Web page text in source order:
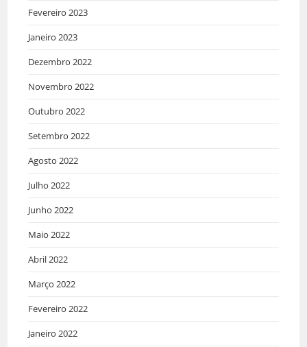
Fevereiro 2023
Janeiro 2023
Dezembro 2022
Novembro 2022
Outubro 2022
Setembro 2022
Agosto 2022
Julho 2022
Junho 2022
Maio 2022
Abril 2022
Março 2022
Fevereiro 2022
Janeiro 2022